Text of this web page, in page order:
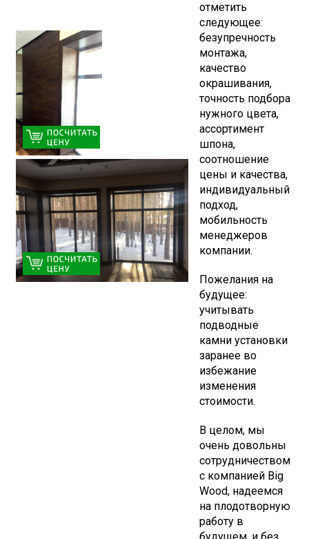
отметить
следующее:
безупречность
монтажа,
качество
окрашивания,
точность подбора
нужного цвета,
ассортимент
шпона,
соотношение
цены и качества,
индивидуальный
подход,
мобильность
менеджеров
компании.
Пожелания на
будущее:
учитывать
подводные
камни установки
заранее во
избежание
изменения
стоимости.
В целом, мы
очень довольны
сотрудничеством
с компанией Big
Wood, надеемся
на плодотворную
работу в